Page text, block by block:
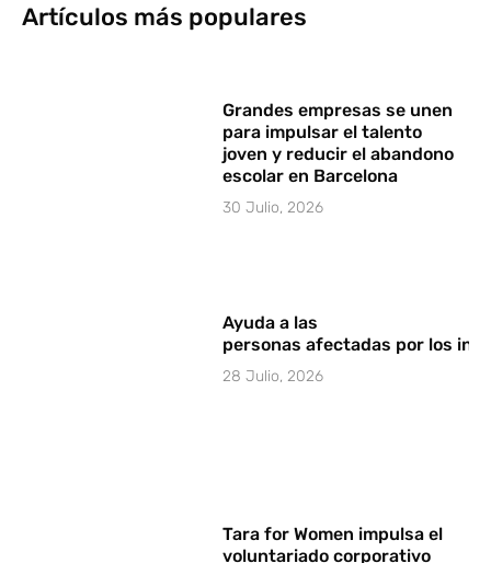
Artículos más populares
Grandes empresas se unen
para impulsar el talento
joven y reducir el abandono
escolar en Barcelona
30 Julio, 2026
Ayuda a las
personas afectadas por los
28 Julio, 2026
Tara for Women impulsa el
voluntariado corporativo